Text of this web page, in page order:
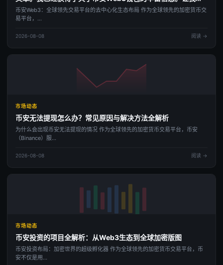
看几个关键页面以获取更详细的内容。我已经收集了足够的资
料来撰写这篇关于币安Web3的SEO文章。让我基于搜索到的
币安Web3：全球领先交易平台的去中心化生态布局 作为全球领先的加密货币交
易平台，...
2026-08-08 阅读 →
市场动态
币安无法提现怎么办？常见原因与解决方法全解析
为什么会出现币安无法提现的情况 作为全球领先的加密货币交易平台，币安
（Binance）服...
2026-08-08 阅读 →
市场动态
币安投资的项目全解析：从Web3生态到全球加密版图
币安投资布局：加密世界的超级孵化器 作为全球领先的加密货币交易平台，币
安不仅是用...